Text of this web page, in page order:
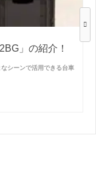
」の紹介！
シーンで活用できる台車